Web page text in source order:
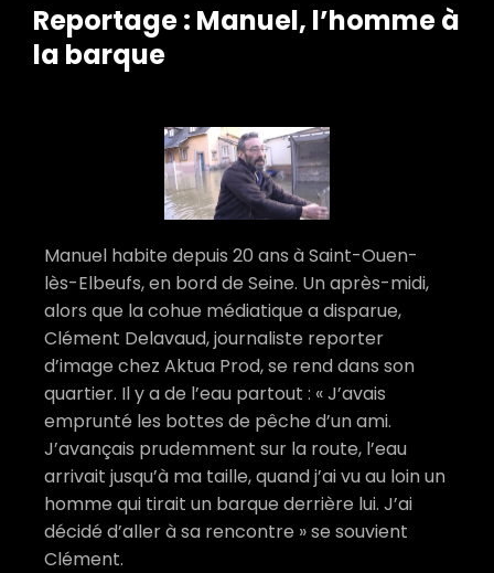
Reportage : Manuel, l’homme à
la barque
Manuel habite depuis 20 ans à Saint-Ouen-
lès-Elbeufs, en bord de Seine. Un après-midi,
alors que la cohue médiatique a disparue,
Clément Delavaud, journaliste reporter
d’image chez Aktua Prod, se rend dans son
quartier. Il y a de l’eau partout : « J’avais
emprunté les bottes de pêche d’un ami.
J’avançais prudemment sur la route, l’eau
arrivait jusqu’à ma taille, quand j’ai vu au loin un
homme qui tirait un barque derrière lui. J’ai
décidé d’aller à sa rencontre » se souvient
Clément.